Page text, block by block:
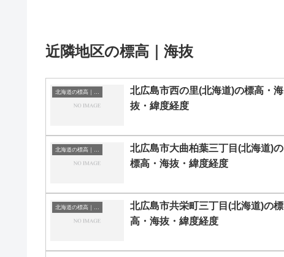
近隣地区の標高｜海抜
北広島市西の里(北海道)の標高・海
抜・緯度経度
北広島市大曲柏葉三丁目(北海道)の
標高・海抜・緯度経度
北広島市共栄町三丁目(北海道)の標
高・海抜・緯度経度